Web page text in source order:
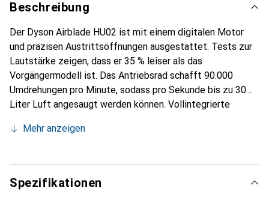
Beschreibung
Der Dyson Airblade HU02 ist mit einem digitalen Motor
und präzisen Austrittsöffnungen ausgestattet. Tests zur
Lautstärke zeigen, dass er 35 % leiser als das
Vorgängermodell ist. Das Antriebsrad schafft 90.000
Umdrehungen pro Minute, sodass pro Sekunde bis zu 30
Liter Luft angesaugt werden können. Vollintegrierte
Komponenten machen diesen Händetrockner zu einem
Abatement Society hat die Dezibel-Werte und die Akustik
des Dyson Airblade V Händetrockners geprüft, zugelassen
und mit der Quiet Mark ausgezeichnet. Gehäuse:
Mehr anzeigen
Spezifikationen